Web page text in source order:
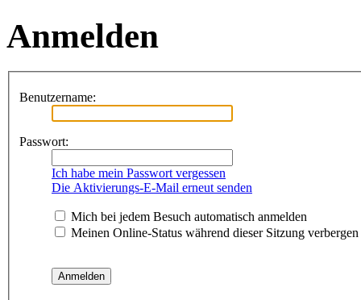
Anmelden
Benutzername:
Passwort:
Ich habe mein Passwort vergessen
Die Aktivierungs-E-Mail erneut senden
Mich bei jedem Besuch automatisch anmelden
Meinen Online-Status während dieser Sitzung verbergen